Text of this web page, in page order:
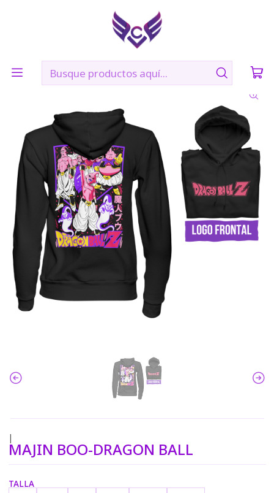
🛠️ Confección: 2 días hábiles | 🚚 Envíos vía Blue Express a
MAJIN BOO-DRAGON BALL
|
MAJIN BOO-DRAGON BALL
TALLA